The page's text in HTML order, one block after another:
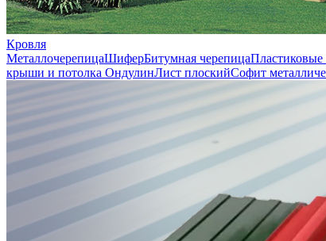
Кровля
МеталлочерепицаШиферБитумная черепица
крыши и потолка ОндулинЛист плоскийСофит